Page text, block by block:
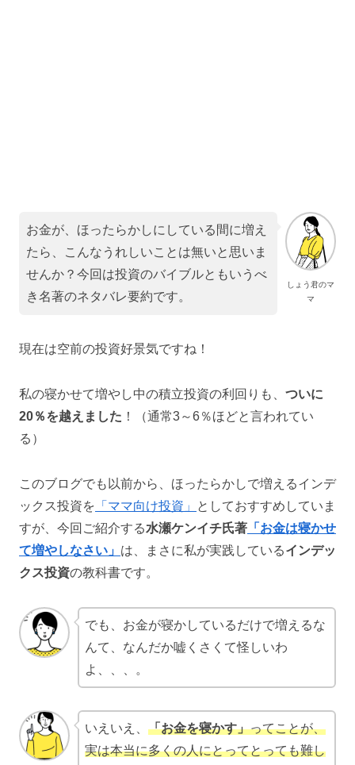
しょう君のマ
マ
お金が、ほったらかしにしている間に増え
たら、こんなうれしいことは無いと思いま
せんか？今回は投資のバイブルともいうべ
き名著のネタバレ要約です。
現在は空前の投資好景気ですね！
私の寝かせて増やし中の積立投資の利回りも、 ついに
20％を越えました ！（通常3～6％ほどと言われてい
る）
このブログでも以前から、ほったらかしで増えるインデ
ックス投資を 「ママ向け投資」
としておすすめしていま
すが、今回ご紹介する水瀬ケンイチ氏著 「お金は寝かせ
て増やしなさい」 は、まさに私が実践しているインデッ
クス投資の教科書です。
でも、お金が寝かしているだけで増えるな
んて、なんだか嘘くさくて怪しいわ
よ、、、。
いえいえ、 「お金を寝かす」ってことが、
実は本当に多くの人にとってとっても難し